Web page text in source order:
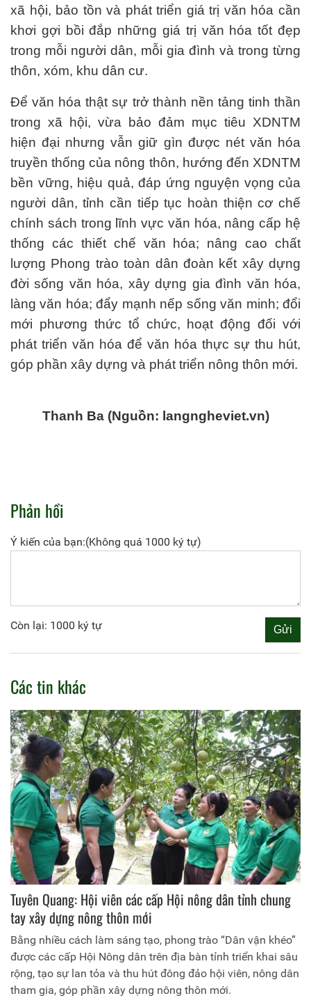
xã hội, bảo tồn và phát triển giá trị văn hóa cần
khơi gợi bồi đắp những giá trị văn hóa tốt đẹp
trong mỗi người dân, mỗi gia đình và trong từng
thôn, xóm, khu dân cư.
Để văn hóa thật sự trở thành nền tảng tinh thần
trong xã hội, vừa bảo đảm mục tiêu XDNTM
hiện đại nhưng vẫn giữ gìn được nét văn hóa
truyền thống của nông thôn, hướng đến XDNTM
bền vững, hiệu quả, đáp ứng nguyện vọng của
người dân, tỉnh cần tiếp tục hoàn thiện cơ chế
chính sách trong lĩnh vực văn hóa, nâng cấp hệ
thống các thiết chế văn hóa; nâng cao chất
lượng Phong trào toàn dân đoàn kết xây dựng
đời sống văn hóa, xây dựng gia đình văn hóa,
làng văn hóa; đẩy mạnh nếp sống văn minh; đổi
mới phương thức tổ chức, hoạt động đối với
phát triển văn hóa để văn hóa thực sự thu hút,
góp phần xây dựng và phát triển nông thôn mới.
Thanh Ba (Nguồn: langngheviet.vn)
Phản hồi
Ý kiến của bạn:(Không quá 1000 ký tự)
Còn lại: 1000 ký tự
Các tin khác
Tuyên Quang: Hội viên các cấp Hội nông dân tỉnh chung
tay xây dựng nông thôn mới
Bằng nhiều cách làm sáng tạo, phong trào “Dân vận khéo”
được các cấp Hội Nông dân trên địa bàn tỉnh triển khai sâu
rộng, tạo sự lan tỏa và thu hút đông đảo hội viên, nông dân
tham gia, góp phần xây dựng nông thôn mới.